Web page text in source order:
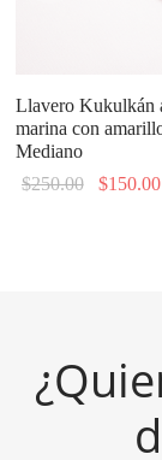
Llavero Kukulkán
marina con
Mediano
$250.00
Original
$150.00